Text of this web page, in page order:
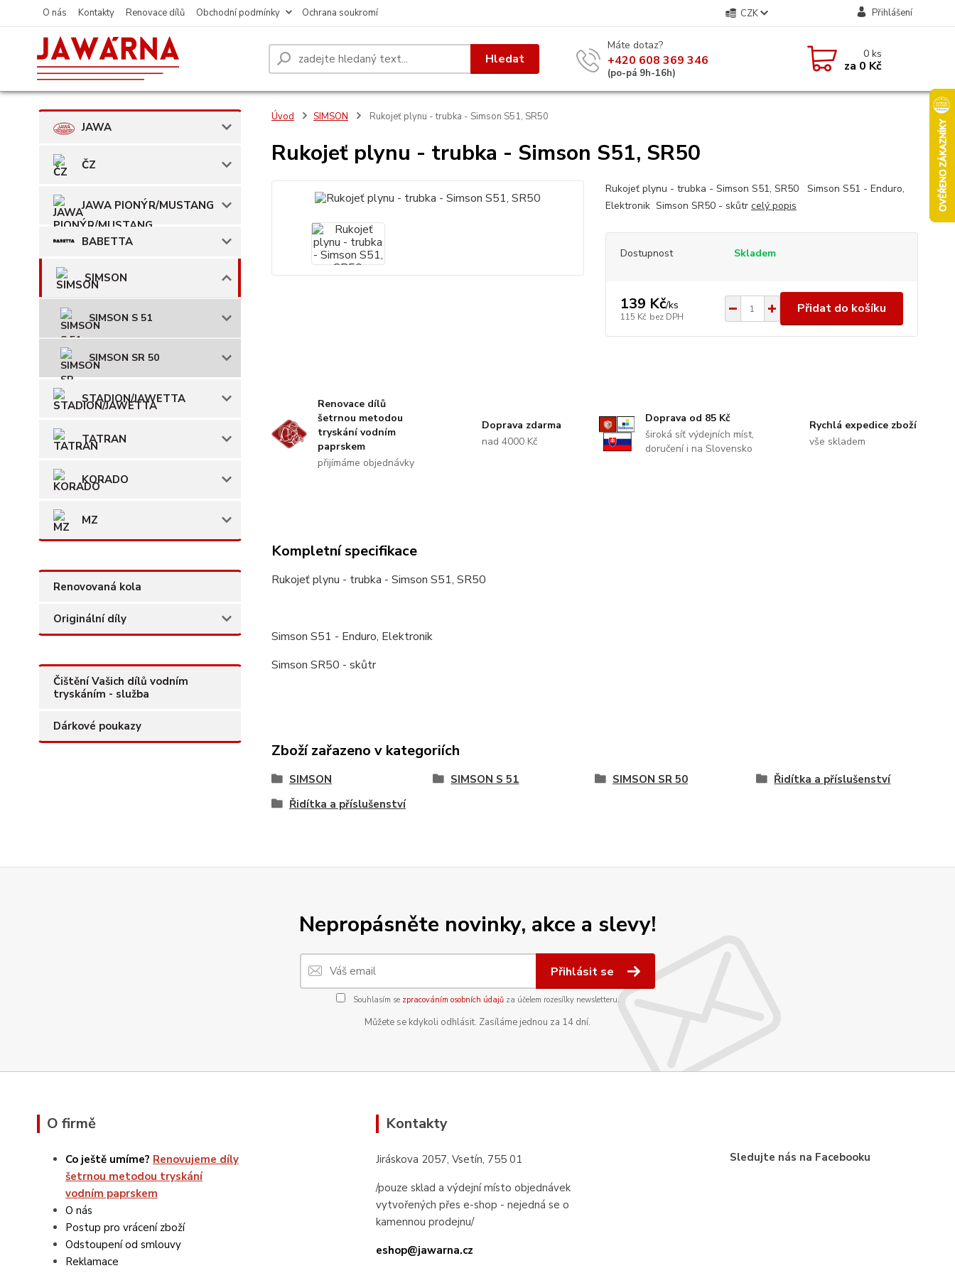
O nás Kontakty Renovace dílů Obchodní podmínky Ochrana soukromí CZK Přihlášení
Hledat
Máte dotaz?
+420 608 369 346
(po-pá 9h-16h)
0ks
za 0 Kč
JAWA
ČZ
JAWA PIONÝR/MUSTANG
BABETTA
SIMSON
SIMSON S 51
SIMSON SR 50
STADION/JAWETTA
TATRAN
KORADO
MZ
Renovovaná kola
Originální díly
Čištění Vašich dílů vodním
tryskáním - služba
Dárkové poukazy
Úvod SIMSON Rukojeť plynu - trubka - Simson S51, SR50
Rukojeť plynu - trubka - Simson S51, SR50
Rukojeť plynu - trubka - Simson S51, SR50 Simson S51 - Enduro,
Elektronik Simson SR50 - skůtr celý popis
Dostupnost Skladem
139 Kč/ks
115 Kč bez DPH
Přidat do košíku
Renovace dílů
šetrnou metodou
tryskání vodním
paprskem
přijímáme objednávky
Doprava zdarma
nad 4000 Kč
Doprava od 85 Kč
široká síť výdejních míst,
doručení i na Slovensko
Rychlá expedice zboží
vše skladem
Kompletní specifikace
Rukojeť plynu - trubka - Simson S51, SR50
Simson S51 - Enduro, Elektronik
Simson SR50 - skůtr
Zboží zařazeno v kategoriích
SIMSON SIMSON S 51 SIMSON SR 50
Řidítka a příslušenství
Řidítka a příslušenství
Nepropásněte novinky, akce a slevy!
Přihlásit se
Souhlasím se zpracováním osobních údajůza účelem rozesílky newsletteru.
Můžete se kdykoli odhlásit. Zasíláme jednou za 14 dní.
O firmě
Co ještě umíme? Renovujeme díly
šetrnou metodou tryskání
vodním paprskem
O nás
Postup pro vrácení zboží
Odstoupení od smlouvy
Reklamace
Kontakty
Jiráskova 2057, Vsetín, 755 01
/pouze sklad a výdejní místo objednávek
vytvořených přes e-shop - nejedná se o
kamennou prodejnu/
eshop@jawarna.cz
Sledujte nás na Facebooku